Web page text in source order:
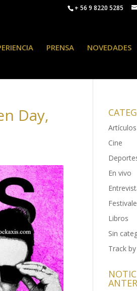
+ 56 9 8220 5285
PRENSA NOVEDADES
Day,
Artículos
Cine
En vivo
Libros
Sin
Track